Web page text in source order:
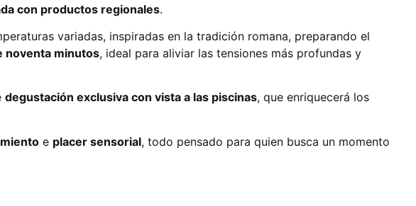
con productos regionales.
variadas, inspiradas en la tradición romana, preparando el
noventa minutos, ideal para aliviar las tensiones más profundas y
degustación exclusiva con vista a las piscinas, que enriquecerá los
e placer sensorial, todo pensado para quien busca un momento